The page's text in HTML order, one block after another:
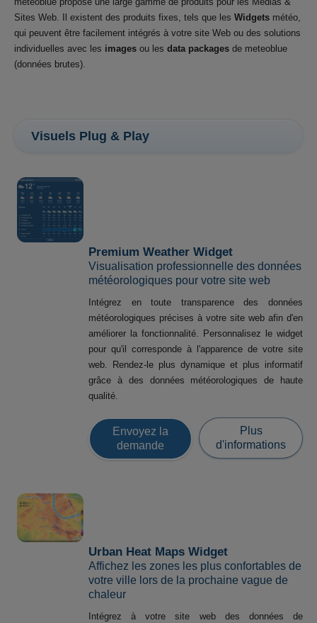
Sites Web. Il existent des produits fixes, tels que les Widgets météo,
qui peuvent être facilement intégrés à votre site Web ou des solutions
individuelles avec les images ou les data packages de meteoblue
(données brutes).
Visuels Plug & Play
Premium Weather Widget
Visualisation professionnelle des données
météorologiques pour votre site web
Intégrez en toute transparence des données
météorologiques précises à votre site web afin d'en
améliorer la fonctionnalité. Personnalisez le widget
pour qu'il corresponde à l'apparence de votre site
web. Rendez-le plus dynamique et plus informatif
grâce à des données météorologiques de haute
qualité.
Envoyez la
demande
Plus
d'informations
Urban Heat Maps Widget
Affichez les zones les plus confortables de
votre ville lors de la prochaine vague de
chaleur
Intégrez à votre site web des données de